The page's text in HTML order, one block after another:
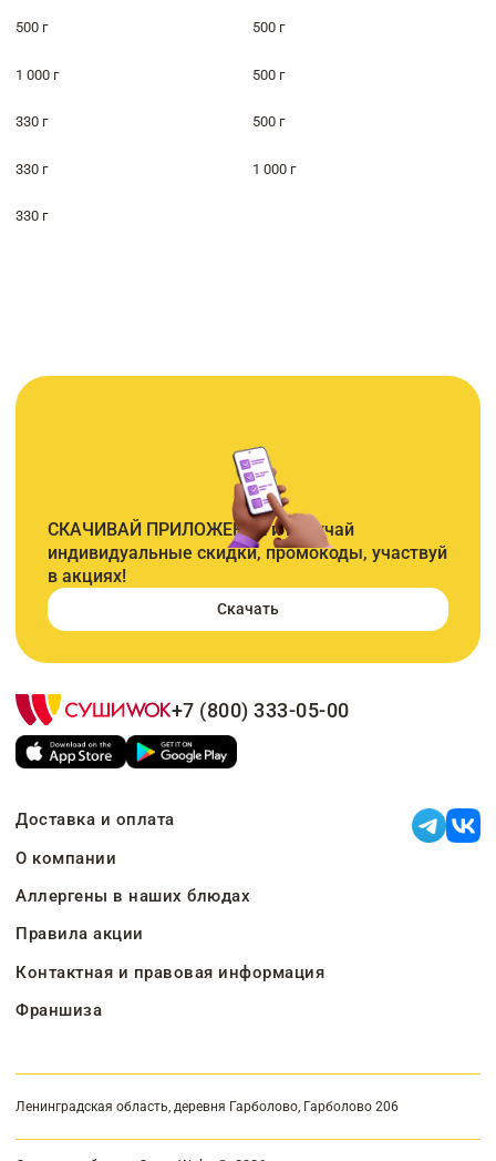
500 г 500 г
1 000 г 500 г
330 г 500 г
330 г 1 000 г
330 г
СКАЧИВАЙ ПРИЛОЖЕНИЕ и получай
индивидуальные скидки, промокоды, участвуй
в акциях!
Скачать
+7 (800) 333-05-00
Доставка и оплата
О компании
Аллергены в наших блюдах
Правила акции
Контактная и правовая информация
Франшиза
Ленинградская область, деревня Гарболово, Гарболово 206